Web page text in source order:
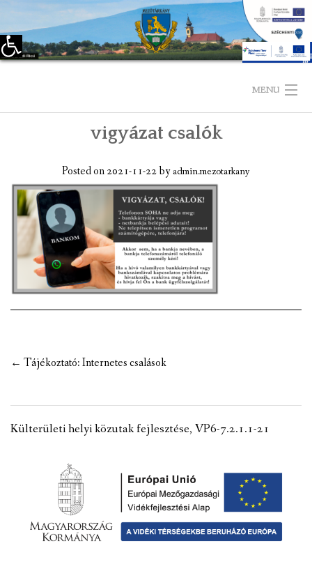
Eszköztár megnyitása
MENU
TELEPÜLÉSÜNKRŐL
LÁTNIVALÓK
KAPCSOLAT
ÖNKORMÁNYZAT
NEMZETISÉGI ÖNKORMÁNYZAT
PÁLYÁZATOK
HIRDETMÉNYEK
ÓVODA ÉS MINI BÖLCSŐDE
vigyázat csalók
Posted on2021-11-22byadmin.mezotarkany
Post
← Tájékoztató: Internetes csalások
Külterületi helyi közutak fejlesztése, VP6-7.2.1.1-21